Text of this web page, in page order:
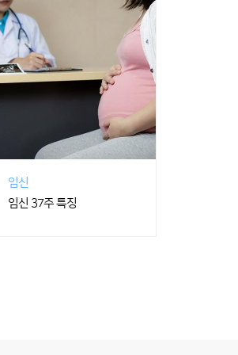
임신
임신 37주 특징